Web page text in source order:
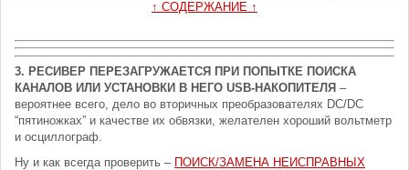
↑ СОДЕРЖАНИЕ ↑
3. РЕСИВЕР ПЕРЕЗАГРУЖАЕТСЯ ПРИ ПОПЫТКЕ ПОИСКА
КАНАЛОВ ИЛИ УСТАНОВКИ В НЕГО USB-НАКОПИТЕЛЯ –
вероятнее всего, дело во вторичных преобразователях DC/DC
“пятиножках” и качестве их обвязки, желателен хороший вольтметр
и осциллограф.
Ну и как всегда проверить – ПОИСК/ЗАМЕНА НЕИСПРАВНЫХ